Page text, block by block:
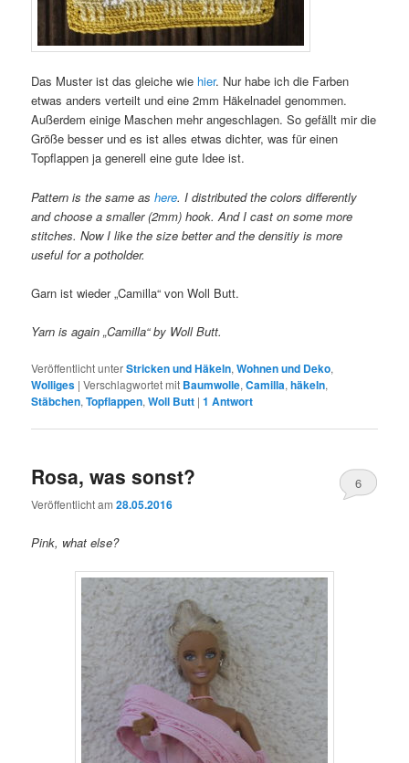
Das Muster ist das gleiche wie hier. Nur habe ich die Farben
etwas anders verteilt und eine 2mm Häkelnadel genommen.
Außerdem einige Maschen mehr angeschlagen. So gefällt mir die
Größe besser und es ist alles etwas dichter, was für einen
Topflappen ja generell eine gute Idee ist.
Pattern is the same ashere. I distributed the colors differently
and choose a smaller (2mm) hook. And I cast on some more
stitches. Now I like the size better and the densitiy is more
useful for a potholder.
Garn ist wieder „Camilla“ von Woll Butt.
Yarn is again „Camilla“ by Woll Butt.
Veröffentlicht unterStricken und Häkeln,Wohnen und Deko,
Wolliges |Verschlagwortet mit Baumwolle,Camilla,häkeln,
Stäbchen,Topflappen,Woll Butt |1 Antwort
Rosa, was sonst?
Veröffentlicht am28.05.2016
6
Pink, what else?